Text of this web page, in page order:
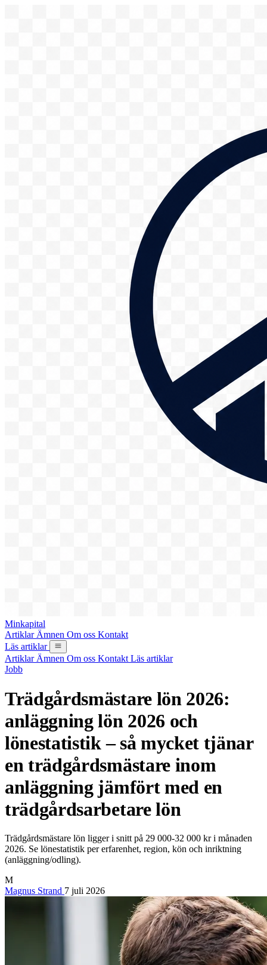
Minkapital
Artiklar Ämnen Om oss Kontakt
Läs artiklar
Artiklar Ämnen Om oss Kontakt Läs artiklar
Jobb
Trädgårdsmästare lön 2026:
anläggning lön 2026 och
lönestatistik – så mycket tjänar
en trädgårdsmästare inom
anläggning jämfört med en
trädgårdsarbetare lön
Trädgårdsmästare lön ligger i snitt på 29 000-32 000 kr i månaden
2026. Se lönestatistik per erfarenhet, region, kön och inriktning
(anläggning/odling).
M
Magnus Strand 7 juli 2026